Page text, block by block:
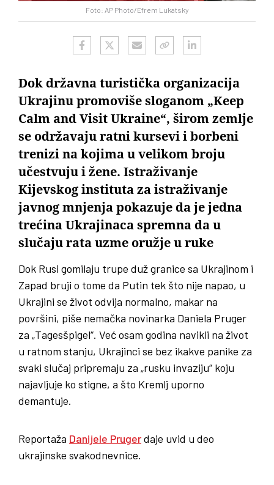
Foto: AP Photo/Efrem Lukatsky
Dok državna turistička organizacija
Ukrajinu promoviše sloganom „Keep
Calm and Visit Ukraine“, širom zemlje
se održavaju ratni kursevi i borbeni
trenizi na kojima u velikom broju
učestvuju i žene. Istraživanje
Kijevskog instituta za istraživanje
javnog mnjenja pokazuje da je jedna
trećina Ukrajinaca spremna da u
slučaju rata uzme oružje u ruke
Dok Rusi gomilaju trupe duž granice sa Ukrajinom i
Zapad bruji o tome da Putin tek što nije napao, u
Ukrajini se život odvija normalno, makar na
površini, piše nemačka novinarka Daniela Pruger
za „Tagesšpigel“. Već osam godina navikli na život
u ratnom stanju, Ukrajinci se bez ikakve panike za
svaki slučaj pripremaju za „rusku invaziju“ koju
najavljuje ko stigne, a što Kremlj uporno
demantuje.
Reportaža Danijele Prugerdaje uvid u deo
ukrajinske svakodnevnice.